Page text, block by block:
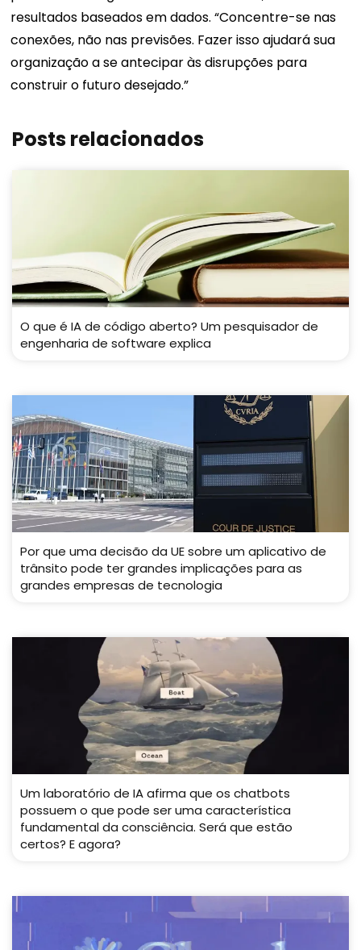
resultados baseados em dados. “Concentre-se nas
conexões, não nas previsões. Fazer isso ajudará sua
organização a se antecipar às disrupções para
construir o futuro desejado.”
Posts relacionados
O que é IA de código aberto? Um pesquisador de
engenharia de software explica
Por que uma decisão da UE sobre um aplicativo de
trânsito pode ter grandes implicações para as
grandes empresas de tecnologia
Um laboratório de IA afirma que os chatbots
possuem o que pode ser uma característica
fundamental da consciência. Será que estão
certos? E agora?